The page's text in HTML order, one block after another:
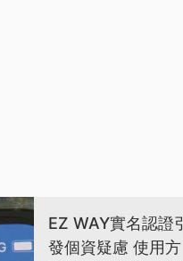
EZ WAY實名認證引
發個資疑慮 使用方